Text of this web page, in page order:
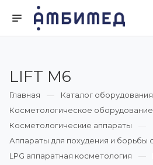
LIFT M6
Главная
Каталог оборудования
Косметологическое оборудование
Косметологические аппараты
Аппараты для похудения и борьбы
LPG аппаратная косметология